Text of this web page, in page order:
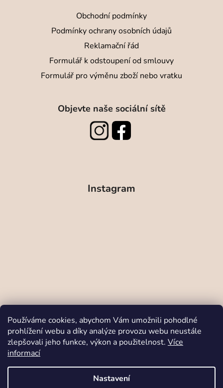
Používáme cookies, abychom Vám umožnili pohodlné
prohlížení webu a díky analýze provozu webu neustále
zlepšovali jeho funkce, výkon a použitelnost. Více
informací
Nastavení
Obchodní podmínky
Podmínky ochrany osobních údajů
Reklamační řád
Formulář k odstoupení od smlouvy
Formulář pro výměnu zboží nebo vratku
Objevte naše sociální sítě
Instagram
Sledovat na Instagramu
Odstoupit od smlouvy